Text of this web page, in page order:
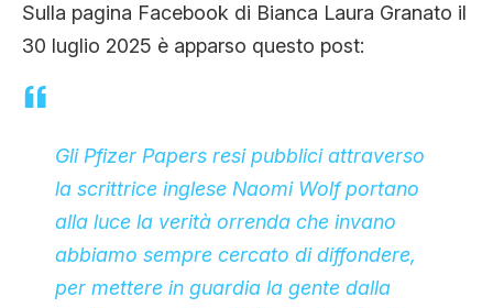
TRUFFE E SOCIAL NETWORK
CLIMA ED ENERGIA
CONTATTI
CHI SIAMO
Sulla pagina Facebook di Bianca Laura Granato il
30 luglio 2025 è apparso questo post:
Gli Pfizer Papers resi pubblici attraverso
la scrittrice inglese Naomi Wolf portano
alla luce la verità orrenda che invano
abbiamo sempre cercato di diffondere,
per mettere in guardia la gente dalla